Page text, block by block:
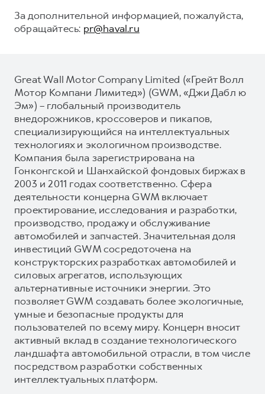
За дополнительной информацией, пожалуйста,
обращайтесь: pr@haval.ru
Great Wall Motor Company Limited («Грейт Волл
Мотор Компани Лимитед») (GWM, «Джи Дабл ю
Эм») – глобальный производитель
внедорожников, кроссоверов и пикапов,
специализирующийся на интеллектуальных
технологиях и экологичном производстве.
Компания была зарегистрирована на
Гонконгской и Шанхайской фондовых биржах в
2003 и 2011 годах соответственно. Сфера
деятельности концерна GWM включает
проектирование, исследования и разработки,
производство, продажу и обслуживание
автомобилей и запчастей. Значительная доля
инвестиций GWM сосредоточена на
конструкторских разработках автомобилей и
силовых агрегатов, использующих
альтернативные источники энергии. Это
позволяет GWM создавать более экологичные,
умные и безопасные продукты для
пользователей по всему миру. Концерн вносит
активный вклад в создание технологического
ландшафта автомобильной отрасли, в том числе
посредством разработки собственных
интеллектуальных платформ.